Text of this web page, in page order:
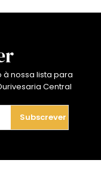
nossa lista para
Central
Subscrever